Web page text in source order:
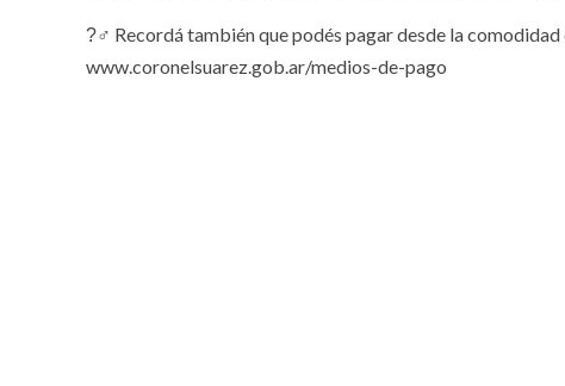
?‍♂ Recordá también que podés pagar desde la
www.coronelsuarez.gob.ar/medios-de-pago